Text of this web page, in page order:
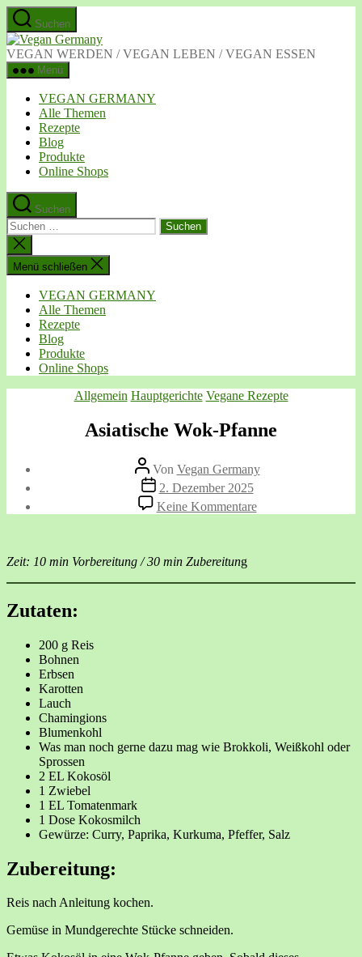
Zum
Inhalt
springen
Suchen
Vegan
Germany
VEGAN WERDEN / VEGAN LEBEN / VEGAN ESSEN
Menü
VEGAN GERMANY
Alle Themen
Rezepte
Blog
Produkte
Online Shops
Suchen
Suchen
nach:
Suche
schließen
Menü schließen
VEGAN GERMANY
Alle Themen
Rezepte
Blog
Produkte
Online Shops
Kategorien
Allgemein Hauptgerichte Vegane Rezepte
Asiatische Wok-Pfanne
Beitragsautor
Von Vegan Germany
Veröffentlichungsdatum
2. Dezember 2025
Keine Kommentarezu
Asiatische
Zeit: 10 min Vorbereitung / 30 min Zubereitung
Zutaten:
200 g Reis
Bohnen
Erbsen
Karotten
Lauch
Chamingions
Blumenkohl
Was man noch gerne dazu mag wie Brokkoli, Weißkohl oder
Sprossen
2 EL Kokosöl
1 Zwiebel
1 EL Tomatenmark
1 Dose Kokosmilch
Gewürze: Curry, Paprika, Kurkuma, Pfeffer, Salz
Zubereitung:
Reis nach Anleitung kochen.
Gemüse in Mundgerechte Stücke schneiden.